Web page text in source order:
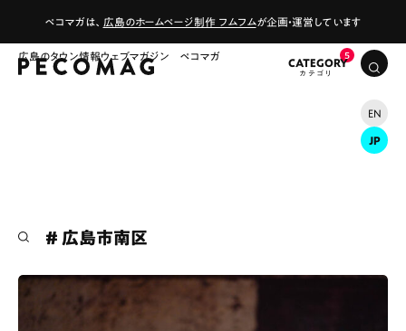
ペコマガは、 広島のホームページ制作 フムフムが企画・運営しています
広島のタウン情報ウェブマガジン ペコマガ
CATEGORY
EN
JP
# 広島市南区